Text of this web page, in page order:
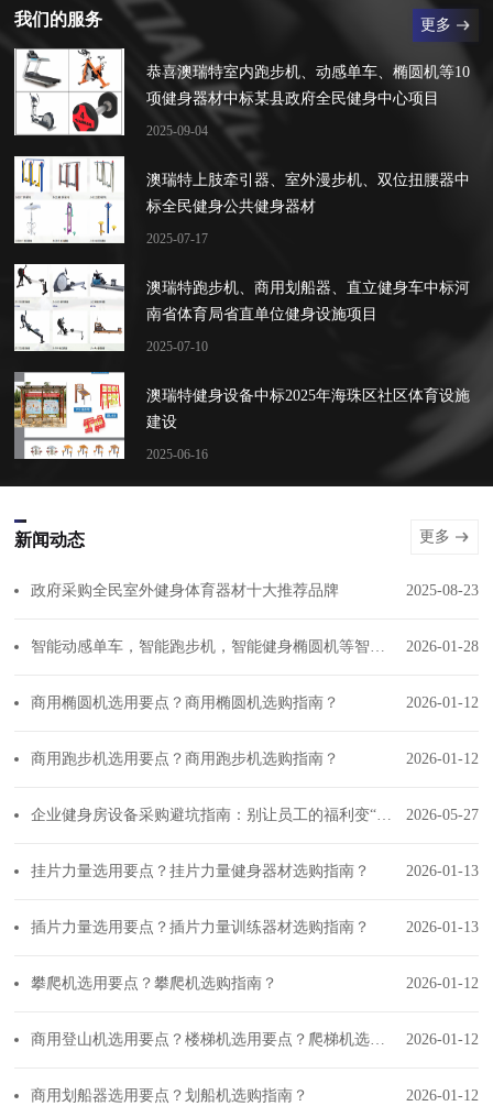
更多
我们的服务
恭喜澳瑞特室内跑步机、动感单车、椭圆机等10
项健身器材中标某县政府全民健身中心项目
2025-09-04
澳瑞特上肢牵引器、室外漫步机、双位扭腰器中
标全民健身公共健身器材
2025-07-17
澳瑞特跑步机、商用划船器、直立健身车中标河
南省体育局省直单位健身设施项目
2025-07-10
澳瑞特健身设备中标2025年海珠区社区体育设施
建设
2025-06-16
更多
新闻动态
2025-08-23
政府采购全民室外健身体育器材十大推荐品牌
2026-01-28
智能动感单车，智能跑步机，智能健身椭圆机等智能健身器材如何选择？
2026-01-12
商用椭圆机选用要点？商用椭圆机选购指南？
2026-01-12
商用跑步机选用要点？商用跑步机选购指南？
2026-05-27
企业健身房设备采购避坑指南：别让员工的福利变“负累”
2026-01-13
挂片力量选用要点？挂片力量健身器材选购指南？
2026-01-13
插片力量选用要点？插片力量训练器材选购指南？
2026-01-12
攀爬机选用要点？攀爬机选购指南？
2026-01-12
商用登山机选用要点？楼梯机选用要点？爬梯机选购指南？
2026-01-12
商用划船器选用要点？划船机选购指南？